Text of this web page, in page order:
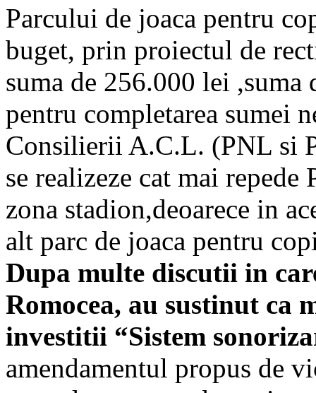
Parcului de joaca pentru
buget, prin proiectul de
suma de 256.000 lei
pentru completarea sumei
Consilierii A.C.L. (PNL si
se realizeze cat mai
zona stadion,deoarece in
alt parc de joaca pentru
Dupa multe discutii in
Romocea, au sustinut ca
investitii “Sistem
amendamentul propus de